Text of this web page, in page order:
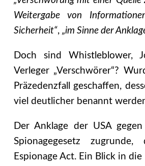
Weitergabe von
Sicherheit“, „im Sinne der
Doch sind Whistleblower,
Verleger „Verschwörer“?
Präzedenzfall geschaffen,
viel deutlicher benannt
Der Anklage der USA
Spionagegesetz zugrunde,
Espionage Act. Ein Blick in